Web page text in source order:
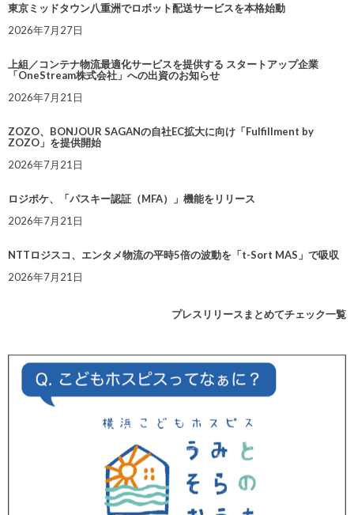
東京ミッドタウン八重洲でロボット配送サービスを本格始動
2026年7月27日
上組／コンテナ物流最適化サービスを提供する スタートアップ企業
「OneStream株式会社」への出資のお知らせ
2026年7月21日
ZOZO、BONJOUR SAGANの自社EC拡大に向け「Fulfillment by
ZOZO」を提供開始
2026年7月21日
ロジポケ、「パスキー認証（MFA）」機能をリリース
2026年7月21日
NTTロジスコ、エンタメ物流の平時5倍の波動を「t-Sort MAS」で吸収
2026年7月21日
プレスリリースまとめてチェック一覧